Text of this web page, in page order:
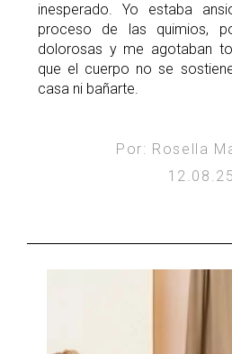
inesperado. Yo estaba
proceso de las quimios,
dolorosas y me agotaban
que el cuerpo no se
casa ni bañarte.
Por: Rosella
12.08.25